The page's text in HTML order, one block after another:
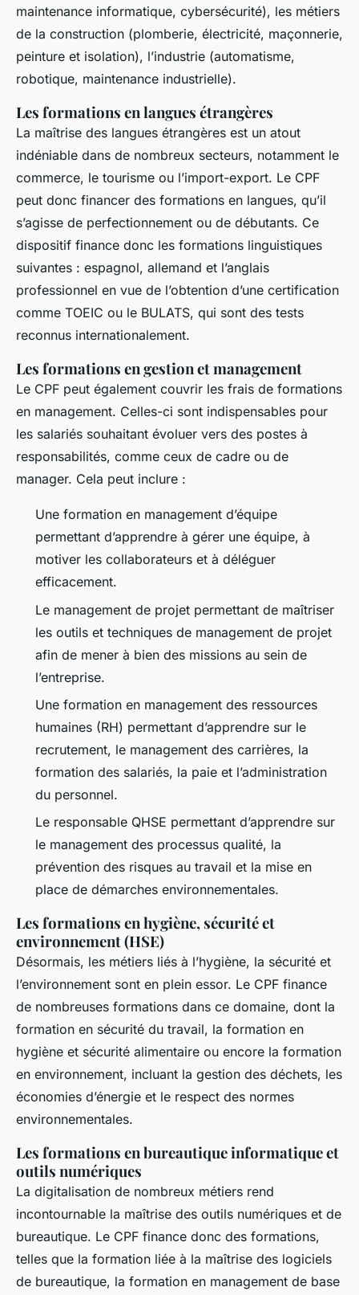
maintenance informatique, cybersécurité), les métiers
de la construction (plomberie, électricité, maçonnerie,
peinture et isolation), l’industrie (automatisme,
robotique, maintenance industrielle).
Les formations en langues étrangères
La maîtrise des langues étrangères est un atout
indéniable dans de nombreux secteurs, notamment le
commerce, le tourisme ou l’import-export. Le CPF
peut donc financer des formations en langues, qu’il
s’agisse de perfectionnement ou de débutants. Ce
dispositif finance donc les formations linguistiques
suivantes : espagnol, allemand et l’anglais
professionnel en vue de l’obtention d’une certification
comme TOEIC ou le BULATS, qui sont des tests
reconnus internationalement.
Les formations en gestion et management
Le CPF peut également couvrir les frais de formations
en management. Celles-ci sont indispensables pour
les salariés souhaitant évoluer vers des postes à
responsabilités, comme ceux de cadre ou de
manager. Cela peut inclure :
Une formation en management d’équipe
permettant d’apprendre à gérer une équipe, à
motiver les collaborateurs et à déléguer
efficacement.
Le management de projet permettant de maîtriser
les outils et techniques de management de projet
afin de mener à bien des missions au sein de
l’entreprise.
Une formation en management des ressources
humaines (RH) permettant d’apprendre sur le
recrutement, le management des carrières, la
formation des salariés, la paie et l’administration
du personnel.
Le responsable QHSE permettant d’apprendre sur
le management des processus qualité, la
prévention des risques au travail et la mise en
place de démarches environnementales.
Les formations en hygiène, sécurité et
environnement (HSE)
Désormais, les métiers liés à l’hygiène, la sécurité et
l’environnement sont en plein essor. Le CPF finance
de nombreuses formations dans ce domaine, dont la
formation en sécurité du travail, la formation en
hygiène et sécurité alimentaire ou encore la formation
en environnement, incluant la gestion des déchets, les
économies d’énergie et le respect des normes
environnementales.
Les formations en bureautique informatique et
outils numériques
La digitalisation de nombreux métiers rend
incontournable la maîtrise des outils numériques et de
bureautique. Le CPF finance donc des formations,
telles que la formation liée à la maîtrise des logiciels
de bureautique, la formation en management de base